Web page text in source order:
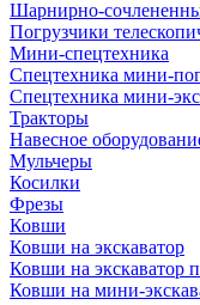
Шарнирно-
Погрузчики
Мини-спецтехника
Спецтехника мини-
Спецтехника мини-
Тракторы
Навесное
Мульчеры
Косилки
Фрезы
Ковши
Ковши на экскаватор
Ковши на экскаватор
Ковши на мини-